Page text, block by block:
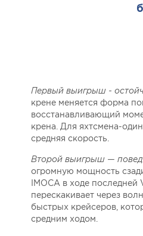
Первый выигрыш -
крене меняется форма
восстанавливающий
крена. Для яхтсмена-
средняя скорость.
Второй выигрыш —
огромную мощность
IMOCA в ходе
перескакивает через
быстрых крейсеров,
средним ходом.